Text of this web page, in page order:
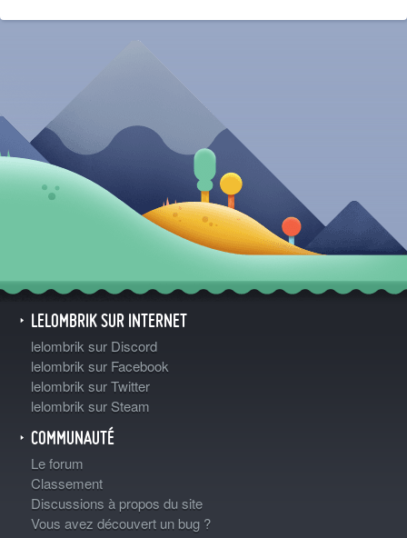
LELOMBRIK SUR INTERNET
lelombrik sur Discord
lelombrik sur Facebook
lelombrik sur Twitter
lelombrik sur Steam
COMMUNAUTÉ
Le forum
Classement
Discussions à propos du site
Vous avez découvert un bug ?